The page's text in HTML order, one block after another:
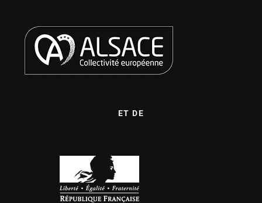
ET DE